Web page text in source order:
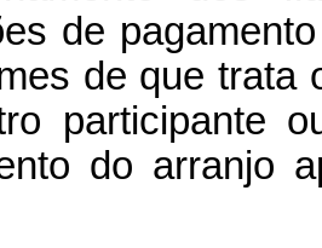
de
de que
participante
do arranjo